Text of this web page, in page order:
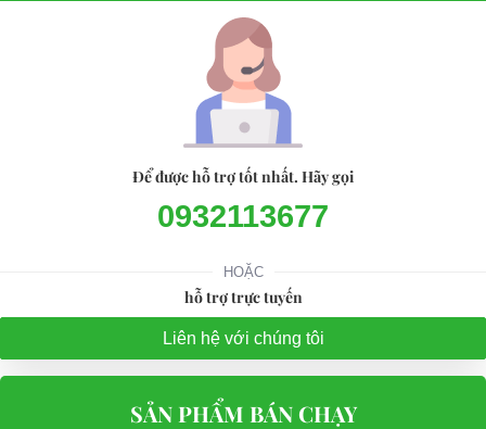
Để được hỗ trợ tốt nhất. Hãy gọi
0932113677
HOẶC
hỗ trợ trực tuyến
Liên hệ với chúng tôi
SẢN PHẨM BÁN CHẠY